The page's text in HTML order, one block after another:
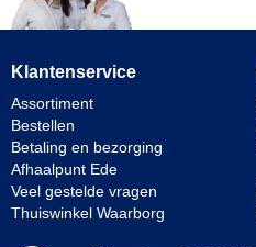
Klantenservice
Assortiment
Bestellen
Betaling en bezorging
Afhaalpunt Ede
Veel gestelde vragen
Thuiswinkel Waarborg